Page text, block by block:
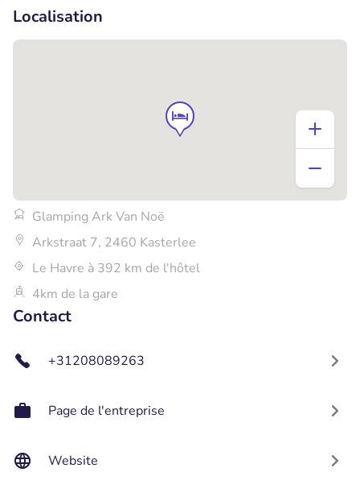
Localisation
Glamping Ark Van Noë
Arkstraat 7, 2460 Kasterlee
Le Havre à 392 km de l'hôtel
4km de la gare
Contact
+31208089263
Page de l'entreprise
Website